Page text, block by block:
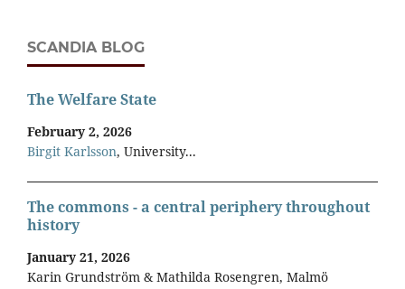
SCANDIA BLOG
The Welfare State
February 2, 2026
Birgit Karlsson, University...
The commons - a central periphery throughout
history
January 21, 2026
Karin Grundström & Mathilda Rosengren, Malmö